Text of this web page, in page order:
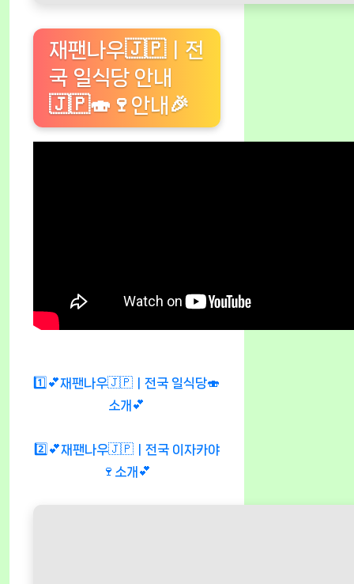
재팬나우🇯🇵ㅣ전
국 일식당 안내
🇯🇵🍣🍷안내🎉
1️⃣💕재팬나우🇯🇵ㅣ전국 일식당🍣
소개💕
2️⃣💕재팬나우🇯🇵ㅣ전국 이자카야
🍷소개💕